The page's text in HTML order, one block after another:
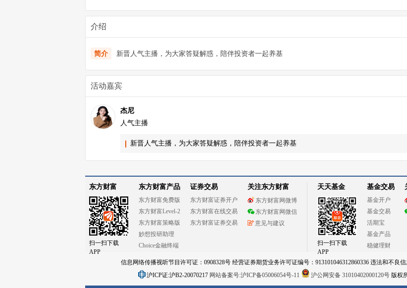
介绍
简介 新晋人气主播，为大家答疑解惑，陪伴投资者一起养基
活动嘉宾
杰尼
人气主播
新晋人气主播，为大家答疑解惑，陪伴投资者一起养基
东方财富
扫一扫下载
APP
东方财富产品
东方财富免费版
东方财富Level-2
东方财富策略版
妙想投研助理
Choice金融终端
证券交易
东方财富证券开户
东方财富在线交易
东方财富证券交易
关注东方财富
东方财富网微博
东方财富网微信
意见与建议
天天基金
扫一扫下载
APP
基金交易
基金开户
基金交易
活期宝
基金产品
稳健理财
信息网络传播视听节目许可证：0908328号 经营证券期货业务许可证编号：913101046312860336 违法和不良信
沪ICP证:沪B2-20070217 网站备案号:沪ICP备05006054号-11 沪公网安备 31010402000120号版权